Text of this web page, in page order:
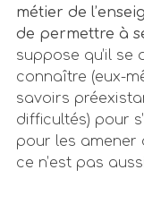
métier de
de permettre à
suppose qu’il se
connaître (eux-
savoirs
difficultés) pour
pour les amener
ce n’est pas